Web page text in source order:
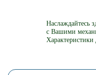
Наслаждайтесь
с Вашими